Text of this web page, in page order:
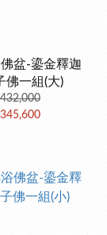
盆-鎏金釋迦
佛一組(大)